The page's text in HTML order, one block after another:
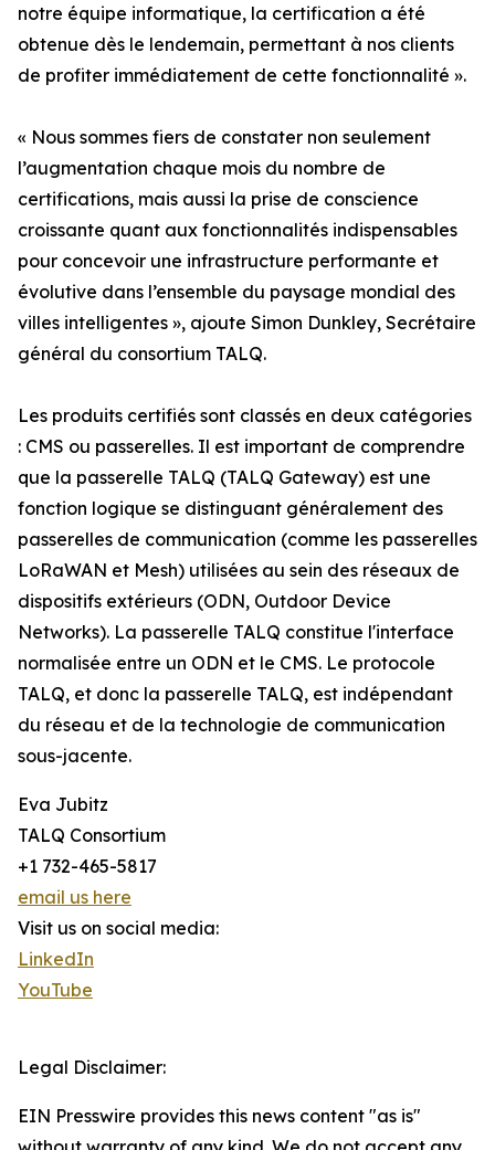
notre équipe informatique, la certification a été
obtenue dès le lendemain, permettant à nos clients
de profiter immédiatement de cette fonctionnalité ».
« Nous sommes fiers de constater non seulement
l’augmentation chaque mois du nombre de
certifications, mais aussi la prise de conscience
croissante quant aux fonctionnalités indispensables
pour concevoir une infrastructure performante et
évolutive dans l’ensemble du paysage mondial des
villes intelligentes », ajoute Simon Dunkley, Secrétaire
général du consortium TALQ.
Les produits certifiés sont classés en deux catégories
: CMS ou passerelles. Il est important de comprendre
que la passerelle TALQ (TALQ Gateway) est une
fonction logique se distinguant généralement des
passerelles de communication (comme les passerelles
LoRaWAN et Mesh) utilisées au sein des réseaux de
dispositifs extérieurs (ODN, Outdoor Device
Networks). La passerelle TALQ constitue l'interface
normalisée entre un ODN et le CMS. Le protocole
TALQ, et donc la passerelle TALQ, est indépendant
du réseau et de la technologie de communication
sous-jacente.
Eva Jubitz
TALQ Consortium
+1 732-465-5817
email us here
Visit us on social media:
LinkedIn
YouTube
Legal Disclaimer:
EIN Presswire provides this news content "as is"